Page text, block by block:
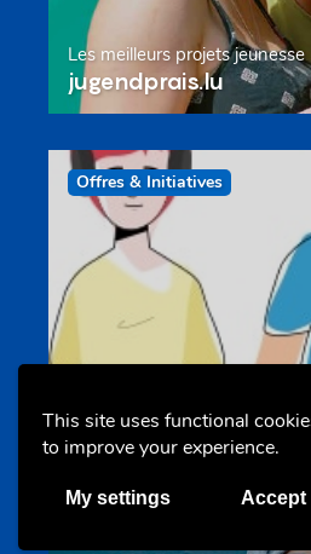
This site uses functional
to improve your experience.
My settings Accept
Les meilleurs projets jeunesse
jugendprais.lu
Offres & Initiatives
s-team.lu
Portails